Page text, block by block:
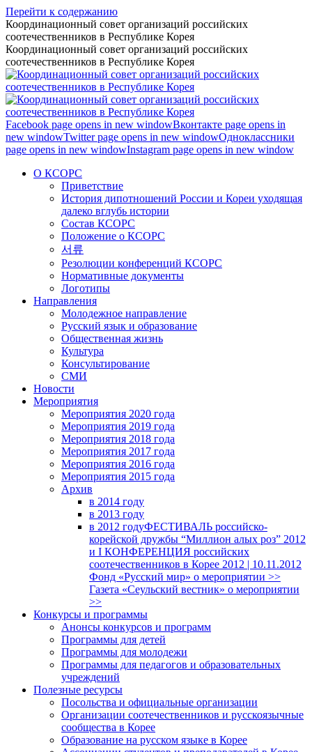
Перейти к содержанию
Координационный совет организаций российских
соотечественников в Республике Корея
Координационный совет организаций российских
соотечественников в Республике Корея
Facebook page opens in new windowВконтакте page opens in
new windowTwitter page opens in new windowОдноклассники
page opens in new windowInstagram page opens in new window
О КСОРС
Приветствие
История дипотношений России и Кореи уходящая
далеко вглубь истории
Состав КСОРС
Положение о КСОРС
서류
Резолюции конференций КСОРС
Нормативные документы
Логотипы
Направления
Молодежное направление
Русский язык и образование
Общественная жизнь
Культура
Консультирование
СМИ
Новости
Мероприятия
Мероприятия 2020 года
Мероприятия 2019 года
Мероприятия 2018 годa
Мероприятия 2017 года
Мероприятия 2016 года
Мероприятия 2015 года
Архив
в 2014 году
в 2013 году
в 2012 годуФЕСТИВАЛЬ российско-
корейской дружбы “Миллион алых роз” 2012
и I КОНФЕРЕНЦИЯ российских
соотечественников в Корее 2012 | 10.11.2012
Фонд «Русский мир» о мероприятии >>
Газета «Сеульский вестник» о мероприятии
>>
Конкурсы и программы
Анонсы конкурсов и программ
Программы для детей
Программы для молодежи
Программы для педагогов и образовательных
учреждений
Полезные ресурсы
Посольства и официальные организации
Организации соотечественников и русскоязычные
сообщества в Корее
Образование на русском языке в Корее